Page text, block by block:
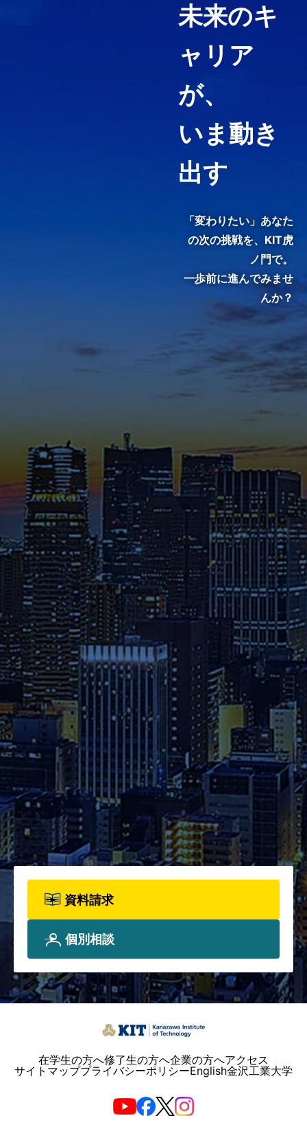
囲気やキャンパスの熱気を感じ
これまでに様々なメディアで紹
介された在学生や修了生の声、
さらには教員のメッセージ等を
ご覧ください。
募集要項
本学へのご出願を検討されてい
る方は、お早めに出願期間・試
験日程・提出書類・納入金など
の詳細をご確認ください。
資料請求
2026年度パンフレット配布開
始！カリキュラム全体、各科目
詳細、院生プロフィールについ
て、詳しく知りたい方は資料請
求フォームからお申込みくださ
い。
未来のキ
ャリア
が、
いま動き
出す
「変わりたい」あなた
の次の挑戦を、 KIT虎
ノ門で。
一歩前に進んでみませ
んか？
資料請求
個別相談
在学生の方へ修了生の方へ企業の方へアクセス
サイトマッププライバシーポリシーEnglish金沢工業大学